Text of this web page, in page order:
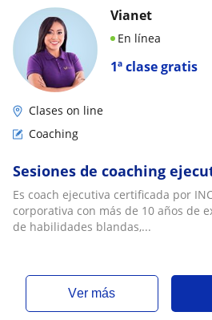
1ª clase gratis
Vianet
En línea
Clases on line
Coaching
Sesiones de coaching
Es coach ejecutiva certificada por
corporativa con más de 10 años de
de habilidades blandas,...
ver más